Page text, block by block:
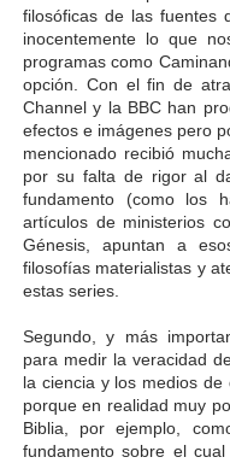
filosóficas de las fuentes
inocentemente lo que
programas como
opción. Con el fin de
Channel y la BBC han
efectos e imágenes pero
mencionado recibió
por su falta de rigor al
fundamento (como los
artículos de ministerios
Génesis, apuntan a
filosofías materialistas y
estas series.
Segundo, y más
para medir la veracidad
la ciencia y los medios de
porque en realidad muy
Biblia, por ejemplo,
fundamento sobre el